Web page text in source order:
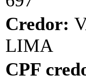
Credor:
LIMA
CPF